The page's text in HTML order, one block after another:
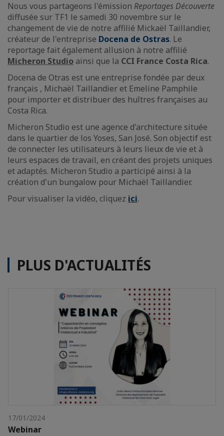
Nous vous partageons l'émission Reportages Découverte
diffusée sur TF1 le samedi 30 novembre sur le
changement de vie de notre affilié Mickaël Taillandier,
créateur de l'entreprise Docena de Ostras. Le
reportage fait également allusion à notre affilié
Micheron Studio ainsi que la CCI France Costa Rica.
Docena de Otras est une entreprise fondée par deux
français , Michaël Taillandier et Emeline Pamphile
pour importer et distribuer des huîtres françaises au
Costa Rica.
Micheron Studio est une agence d'architecture située
dans le quartier de los Yoses, San José. Son objectif est
de connecter les utilisateurs à leurs lieux de vie et à
leurs espaces de travail, en créant des projets uniques
et adaptés. Micheron Studio a participé ainsi à la
création d'un bungalow pour Michaël Taillandier.
Pour visualiser la vidéo, cliquez ici.
PLUS D'ACTUALITÉS
17/01/2024
Webinar